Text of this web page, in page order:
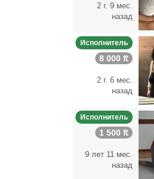
2 г. 9 мес.
назад
Исполнитель
8 000 ₶
2 г. 6 мес.
назад
Исполнитель
1 500 ₶
9 лет 11 мес.
назад